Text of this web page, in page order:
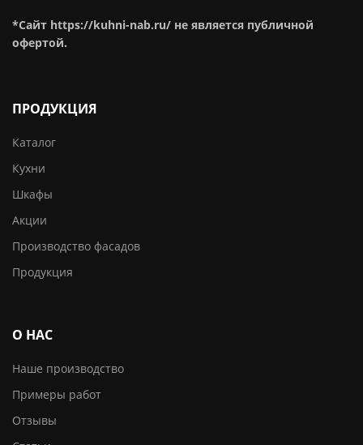
*Сайт https://kuhni-nab.ru/ не является публичной
офертой.
ПРОДУКЦИЯ
Каталог
Кухни
Шкафы
Акции
Производство фасадов
Продукция
О НАС
Наше производство
Примеры работ
Отзывы